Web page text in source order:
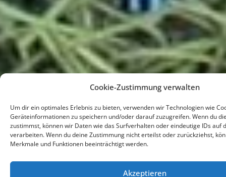
Cookie-Zustimmung verwalten
Um dir ein optimales Erlebnis zu bieten, verwenden wir Technologien wie
Geräteinformationen zu speichern und/oder darauf zuzugreifen. Wenn du
zustimmst, können wir Daten wie das Surfverhalten oder eindeutige IDs auf
verarbeiten. Wenn du deine Zustimmung nicht erteilst oder zurückziehst,
Merkmale und Funktionen beeinträchtigt werden.
Akzeptieren